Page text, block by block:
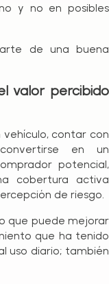
y no en posibles
de una buena
valor percibido
contar con
en un
potencial,
cobertura activa
de riesgo.
que puede mejorar
que ha tenido
uso diario; también